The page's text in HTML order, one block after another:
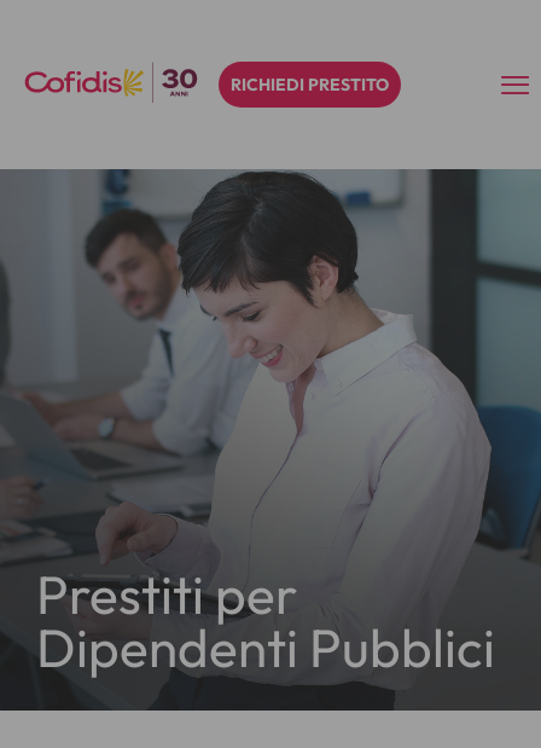
RICHIEDI PRESTITO
Prestiti per
Dipendenti Pubblici